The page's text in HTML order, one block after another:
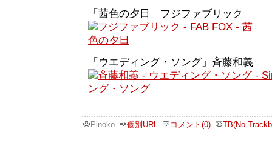
「茜色の夕日」フジファブリック
「ウエディング・ソング」斉藤和義
Pinoko 個別URL コメント(0) TB(No